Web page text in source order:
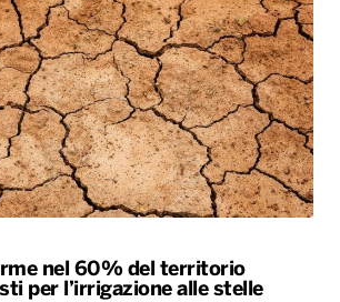
nel 60% del territorio
per l’irrigazione alle stelle